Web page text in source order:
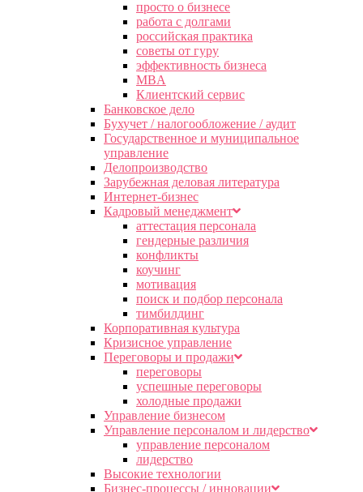
просто о бизнесе
работа с долгами
российская практика
советы от гуру
эффективность бизнеса
MBA
Клиентский сервис
Банковское дело
Бухучет / налогообложение / аудит
Государственное и муниципальное
управление
Делопроизводство
Зарубежная деловая литература
Интернет-бизнес
Кадровый менеджмент
аттестация персонала
гендерные различия
конфликты
коучинг
мотивация
поиск и подбор персонала
тимбилдинг
Корпоративная культура
Кризисное управление
Переговоры и продажи
переговоры
успешные переговоры
холодные продажи
Управление бизнесом
Управление персоналом и лидерство
управление персоналом
лидерство
Высокие технологии
Бизнес-процессы / инновации